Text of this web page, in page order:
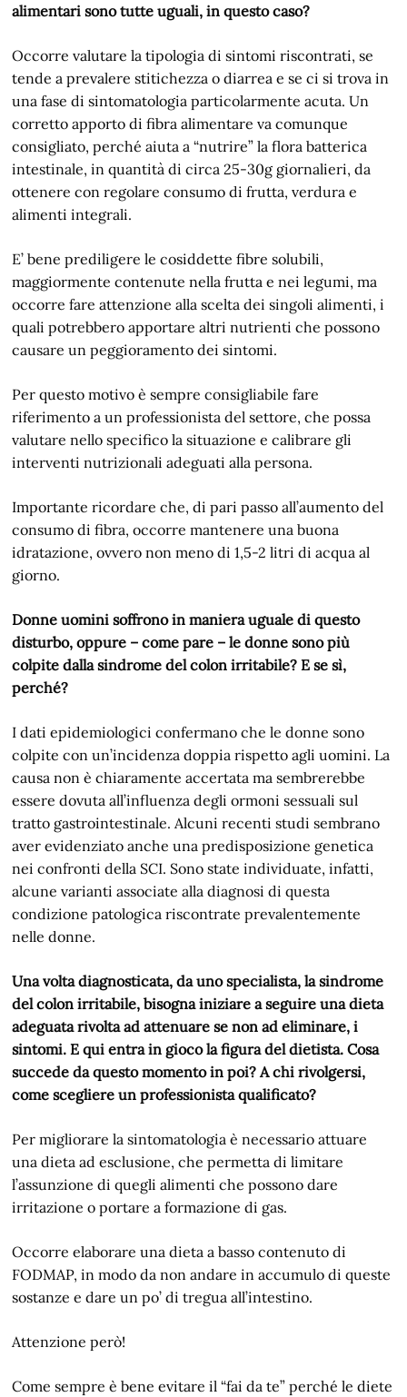
alimentari sono tutte uguali, in questo caso?
Occorre valutare la tipologia di sintomi riscontrati, se
tende a prevalere stitichezza o diarrea e se ci si trova in
una fase di sintomatologia particolarmente acuta. Un
corretto apporto di fibra alimentare va comunque
consigliato, perché aiuta a “nutrire” la flora batterica
intestinale, in quantità di circa 25-30g giornalieri, da
ottenere con regolare consumo di frutta, verdura e
alimenti integrali.
E’ bene prediligere le cosiddette fibre solubili,
maggiormente contenute nella frutta e nei legumi, ma
occorre fare attenzione alla scelta dei singoli alimenti, i
quali potrebbero apportare altri nutrienti che possono
causare un peggioramento dei sintomi.
Per questo motivo è sempre consigliabile fare
riferimento a un professionista del settore, che possa
valutare nello specifico la situazione e calibrare gli
interventi nutrizionali adeguati alla persona.
Importante ricordare che, di pari passo all’aumento del
consumo di fibra, occorre mantenere una buona
idratazione, ovvero non meno di 1,5-2 litri di acqua al
giorno.
Donne uomini soffrono in maniera uguale di questo
disturbo, oppure – come pare – le donne sono più
colpite dalla sindrome del colon irritabile? E se sì,
perché?
I dati epidemiologici confermano che le donne sono
colpite con un’incidenza doppia rispetto agli uomini. La
causa non è chiaramente accertata ma sembrerebbe
essere dovuta all’influenza degli ormoni sessuali sul
tratto gastrointestinale. Alcuni recenti studi sembrano
aver evidenziato anche una predisposizione genetica
nei confronti della SCI. Sono state individuate, infatti,
alcune varianti associate alla diagnosi di questa
condizione patologica riscontrate prevalentemente
nelle donne.
Una volta diagnosticata, da uno specialista, la sindrome
del colon irritabile, bisogna iniziare a seguire una dieta
adeguata rivolta ad attenuare se non ad eliminare, i
sintomi. E qui entra in gioco la figura del dietista. Cosa
succede da questo momento in poi? A chi rivolgersi,
come scegliere un professionista qualificato?
Per migliorare la sintomatologia è necessario attuare
una dieta ad esclusione, che permetta di limitare
l’assunzione di quegli alimenti che possono dare
irritazione o portare a formazione di gas.
Occorre elaborare una dieta a basso contenuto di
FODMAP, in modo da non andare in accumulo di queste
sostanze e dare un po’ di tregua all’intestino.
Attenzione però!
Come sempre è bene evitare il “fai da te” perché le diete